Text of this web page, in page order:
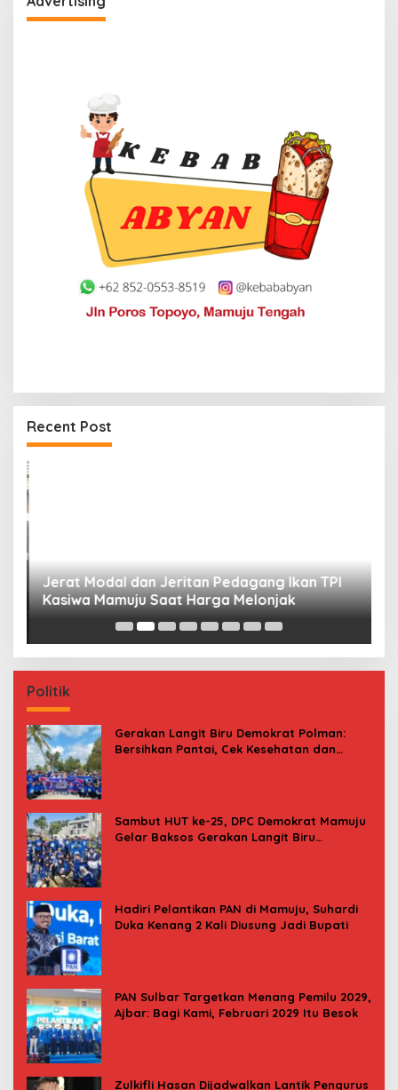
Recent Post
Jerat Modal dan Jeritan Pedagang Ikan TPI
Kasiwa Mamuju Saat Harga Melonjak
Politik
Gerakan Langit Biru Demokrat Polman:
Bersihkan Pantai, Cek Kesehatan dan
Sambut HUT ke-25, DPC Demokrat Mamuju
Gelar Baksos Gerakan Langit Biru
Hadiri Pelantikan PAN di Mamuju, Suhardi
Duka Kenang 2 Kali Diusung Jadi Bupati
PAN Sulbar Targetkan Menang Pemilu 2029,
Ajbar: Bagi Kami, Februari 2029 Itu Besok
Zulkifli Hasan Dijadwalkan Lantik Pengurus